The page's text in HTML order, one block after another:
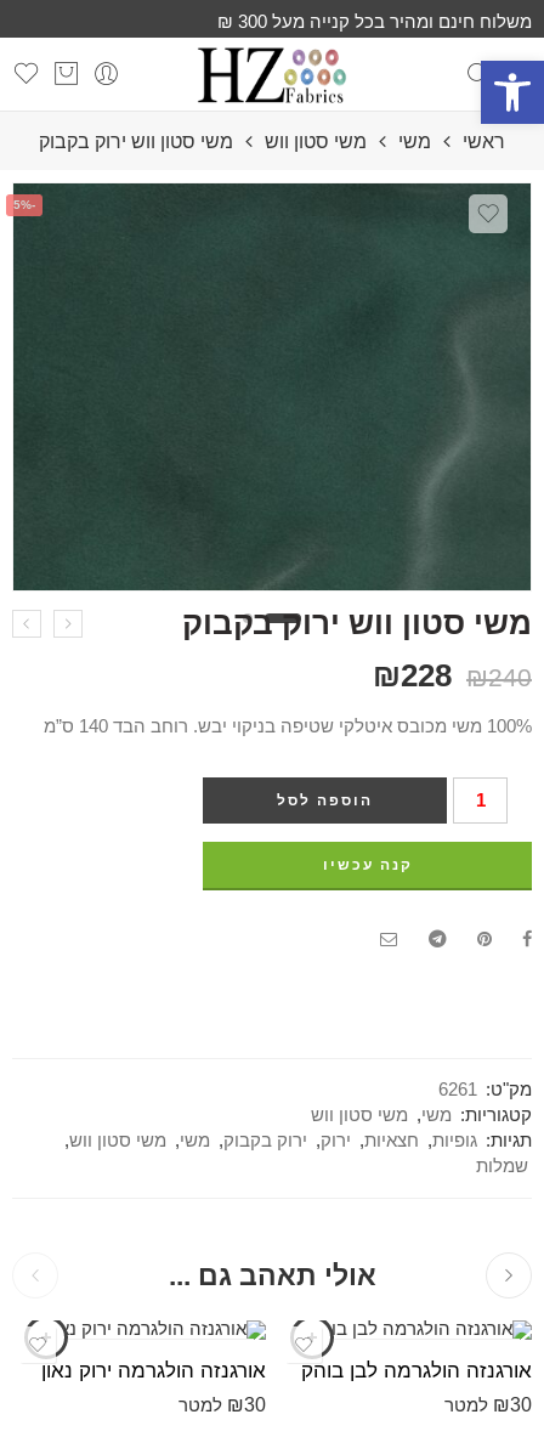
פתח סרגל נגישות
משלוח חינם ומהיר בכל קנייה מעל 300 ₪
ראשי משי משי סטון ווש משי סטון ווש ירוק בקבוק
-5%
משי סטון ווש ירוק בקבוק
₪240
₪228
100% משי מכובס איטלקי שטיפה בניקוי יבש. רוחב הבד 140 ס”מ
הוספה לסל
קנה עכשיו
מק"ט:
6261
קטגוריות: משי, משי סטון ווש
תגיות: גופיות, חצאיות, ירוק, ירוק בקבוק, משי, משי סטון ווש,
שמלות
אולי תאהב גם ...
אורגנזה הולגרמה לבן בוהק
₪30 למטר
אורגנזה הולגרמה ירוק נאון
₪30 למטר